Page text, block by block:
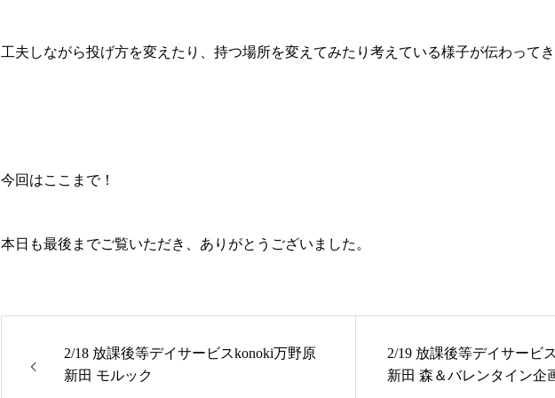
工夫しながら投げ方を変えたり、持つ場所を変えてみたり考えている様子が伝わって
今回はここまで！
本日も最後までご覧いただき、ありがとうございました。
2/18 放課後等デイサービスkonoki万野原
新田 モルック
2/19 放課後等デイサービ
新田 森＆バレンタイン企